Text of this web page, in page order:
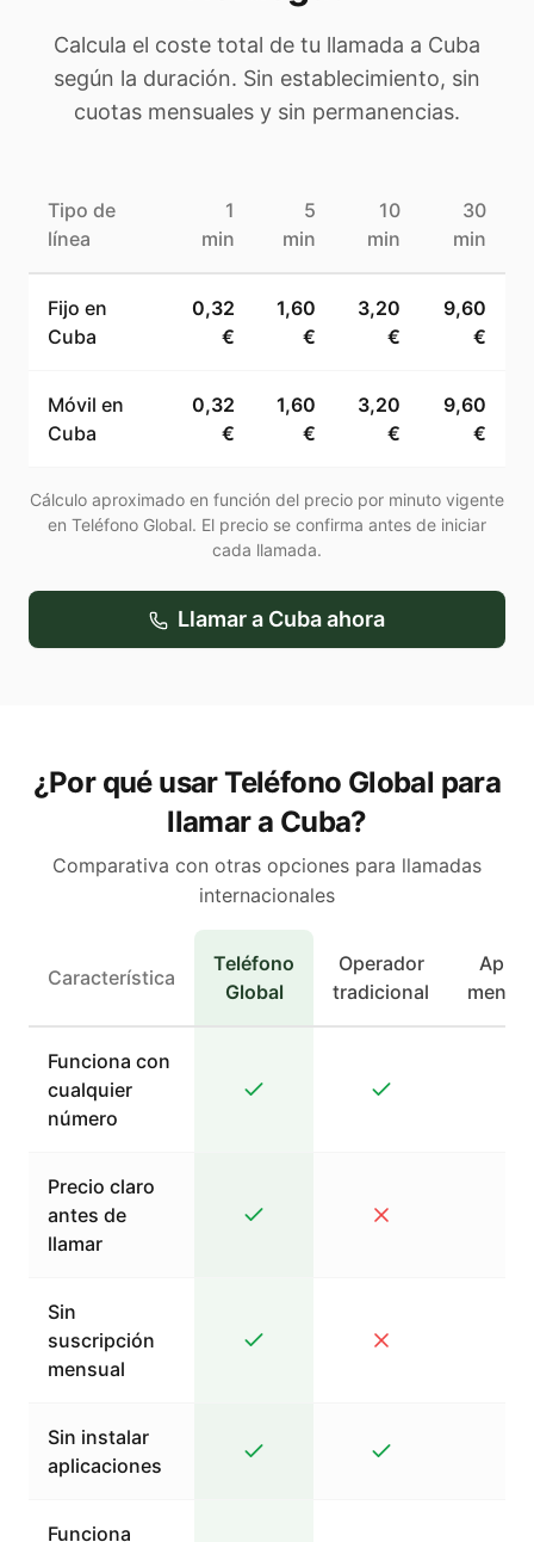
Calcula el coste total de tu llamada a Cuba
según la duración. Sin establecimiento, sin
cuotas mensuales y sin permanencias.
Tipo de
línea
1
min
5
min
10
min
30
min
Fijo en
Cuba
0,32
€
1,60
€
3,20
€
9,60
€
Móvil en
Cuba
0,32
€
1,60
€
3,20
€
9,60
€
Cálculo aproximado en función del precio por minuto vigente
en Teléfono Global. El precio se confirma antes de iniciar
cada llamada.
Llamar a Cubaahora
¿Por qué usar Teléfono Global para
llamar a Cuba?
Comparativa con otras opciones para llamadas
internacionales
Característica
Teléfono
Global
Operador
tradicional
Apps
Funciona con
cualquier
número
Precio claro
antes de
llamar
Sin
suscripción
mensual
Sin instalar
aplicaciones
Funciona